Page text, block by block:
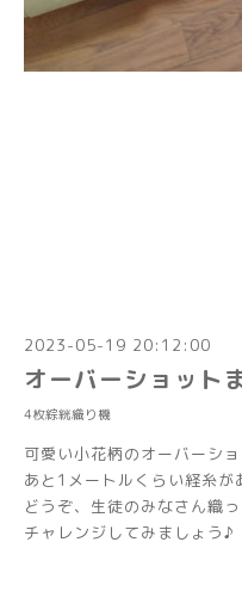
2023-05-19 20:12:00
オーバーショット
4枚綜絖織り機
可愛い小花柄のオーバーショ
あと1メートルくらい経糸が
どうぞ、生徒のみなさん織っ
チャレンジしてみましょう♪